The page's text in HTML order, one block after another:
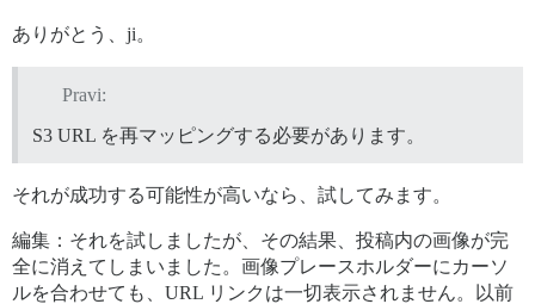
ありがとう、ji。
Pravi:
S3 URL を再マッピングする必要があります。
それが成功する可能性が高いなら、試してみます。
編集：それを試しましたが、その結果、投稿内の画像が完
全に消えてしまいました。画像プレースホルダーにカーソ
ルを合わせても、URL リンクは一切表示されません。以前